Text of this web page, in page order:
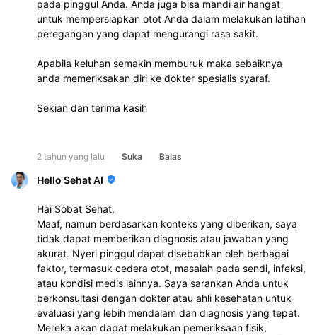
pada pinggul Anda. Anda juga bisa mandi air hangat
untuk mempersiapkan otot Anda dalam melakukan latihan
peregangan yang dapat mengurangi rasa sakit.
Apabila keluhan semakin memburuk maka sebaiknya
anda memeriksakan diri ke dokter spesialis syaraf.
Sekian dan terima kasih
2 tahun yang lalu Suka Balas
Hello Sehat AI
Hai Sobat Sehat,
Maaf, namun berdasarkan konteks yang diberikan, saya
tidak dapat memberikan diagnosis atau jawaban yang
akurat. Nyeri pinggul dapat disebabkan oleh berbagai
faktor, termasuk cedera otot, masalah pada sendi, infeksi,
atau kondisi medis lainnya. Saya sarankan Anda untuk
berkonsultasi dengan dokter atau ahli kesehatan untuk
evaluasi yang lebih mendalam dan diagnosis yang tepat.
Mereka akan dapat melakukan pemeriksaan fisik,